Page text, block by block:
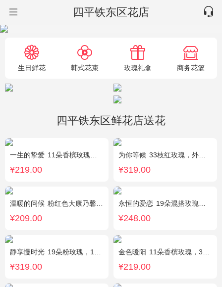
四平铁东区花店
生日鲜花 韩式花束 玫瑰礼盒 商务花篮
四平铁东区鲜花店送花
一生的挚爱 11朵香槟玫瑰，搭配适量叶上黄金，随机赠送一个小熊。
¥219.00
为你等候 33枝红玫瑰，外围满天星和黄莺，随机赠送两只公仔
¥319.00
温暖的问候 粉红色大康乃馨8枝，粉色玫瑰6枝，点缀适量黄莺、深山樱和绿叶。
¥209.00
永恒的爱恋 19朵混搭玫瑰（粉色、香槟色、白色），2个小熊，黄莺、满天星点缀
¥248.00
静享慢时光 19朵粉玫瑰，1枝粉色绣球，粉色洋桔梗、白色乒乓菊、尤加利搭配
¥319.00
金色暖阳 11朵香槟玫瑰，3朵向日葵，桔梗、满天星混搭
¥219.00